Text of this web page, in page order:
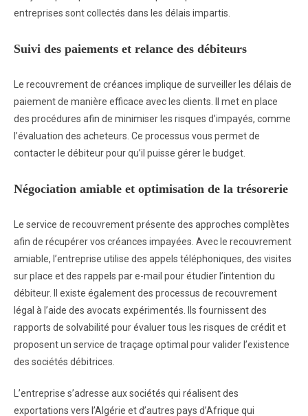
entreprises sont collectés dans les délais impartis.
Suivi des paiements et relance des débiteurs
Le recouvrement de créances implique de surveiller les délais de
paiement de manière efficace avec les clients. Il met en place
des procédures afin de minimiser les risques d’impayés, comme
l’évaluation des acheteurs. Ce processus vous permet de
contacter le débiteur pour qu’il puisse gérer le budget.
Négociation amiable et optimisation de la trésorerie
Le service de recouvrement présente des approches complètes
afin de récupérer vos créances impayées. Avec le recouvrement
amiable, l’entreprise utilise des appels téléphoniques, des visites
sur place et des rappels par e-mail pour étudier l’intention du
débiteur. Il existe également des processus de recouvrement
légal à l’aide des avocats expérimentés. Ils fournissent des
rapports de solvabilité pour évaluer tous les risques de crédit et
proposent un service de traçage optimal pour valider l’existence
des sociétés débitrices.
L’entreprise s’adresse aux sociétés qui réalisent des
exportations vers l’Algérie et d’autres pays d’Afrique qui